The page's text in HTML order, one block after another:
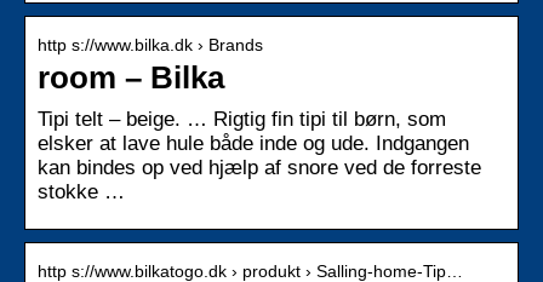
http s://www.bilka.dk › Brands
room – Bilka
Tipi telt – beige. … Rigtig fin tipi til børn, som
elsker at lave hule både inde og ude. Indgangen
kan bindes op ved hjælp af snore ved de forreste
stokke …
http s://www.bilkatogo.dk › produkt › Salling-home-Tip…